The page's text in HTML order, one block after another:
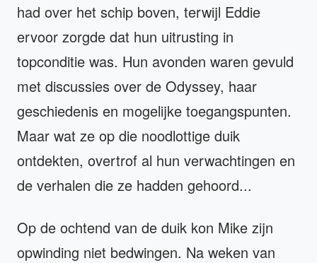
had over het schip boven, terwijl Eddie
ervoor zorgde dat hun uitrusting in
topconditie was. Hun avonden waren gevuld
met discussies over de Odyssey, haar
geschiedenis en mogelijke toegangspunten.
Maar wat ze op die noodlottige duik
ontdekten, overtrof al hun verwachtingen en
de verhalen die ze hadden gehoord...
Op de ochtend van de duik kon Mike zijn
opwinding niet bedwingen. Na weken van